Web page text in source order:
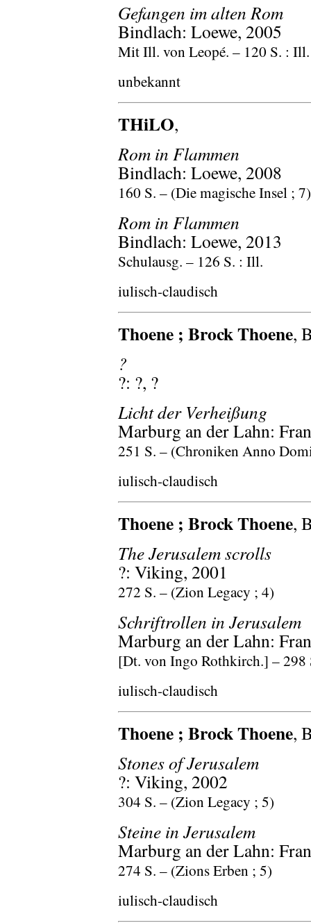
Gefangen im alten Rom
Bindlach: Loewe, 2005
Mit Ill. von Leopé. – 120 S. :
unbekannt
THiLO,
Rom in Flammen
Bindlach: Loewe, 2008
160 S. – (Die magische Insel ; 7)
Rom in Flammen
Bindlach: Loewe, 2013
Schulausg. – 126 S. : Ill.
iulisch-claudisch
Thoene ; Brock Thoene,
?
?: ?, ?
Licht der Verheißung
Marburg an der Lahn:
251 S. – (Chroniken Anno
iulisch-claudisch
Thoene ; Brock Thoene,
The Jerusalem scrolls
?: Viking, 2001
272 S. – (Zion Legacy ; 4)
Schriftrollen in Jerusalem
Marburg an der Lahn:
[Dt. von Ingo Rothkirch.] – 298
iulisch-claudisch
Thoene ; Brock Thoene,
Stones of Jerusalem
?: Viking, 2002
304 S. – (Zion Legacy ; 5)
Steine in Jerusalem
Marburg an der Lahn:
274 S. – (Zions Erben ; 5)
iulisch-claudisch